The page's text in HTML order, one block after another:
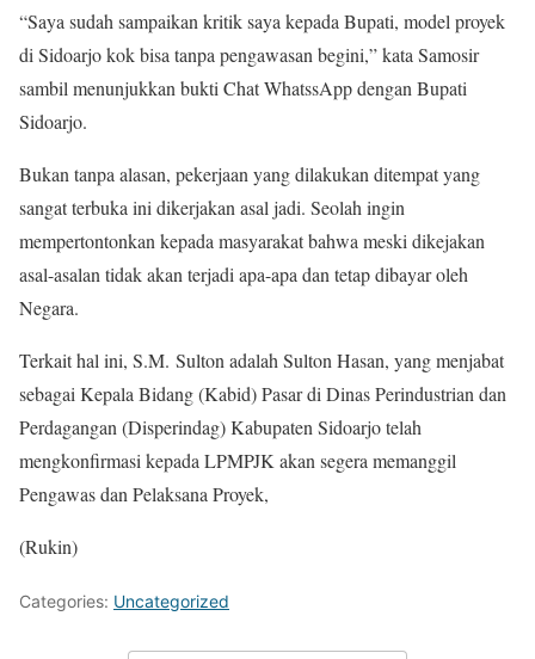
“Saya sudah sampaikan kritik saya kepada Bupati, model proyek
di Sidoarjo kok bisa tanpa pengawasan begini,” kata Samosir
sambil menunjukkan bukti Chat WhatssApp dengan Bupati
Sidoarjo.
Bukan tanpa alasan, pekerjaan yang dilakukan ditempat yang
sangat terbuka ini dikerjakan asal jadi. Seolah ingin
mempertontonkan kepada masyarakat bahwa meski dikejakan
asal-asalan tidak akan terjadi apa-apa dan tetap dibayar oleh
Negara.
Terkait hal ini, S.M. Sulton adalah Sulton Hasan, yang menjabat
sebagai Kepala Bidang (Kabid) Pasar di Dinas Perindustrian dan
Perdagangan (Disperindag) Kabupaten Sidoarjo telah
mengkonfirmasi kepada LPMPJK akan segera memanggil
Pengawas dan Pelaksana Proyek,
(Rukin)
Categories: Uncategorized